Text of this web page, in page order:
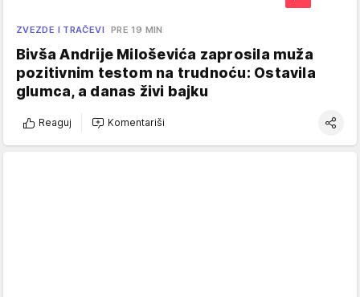
ZVEZDE I TRAČEVI PRE 19 MIN
Bivša Andrije Miloševića zaprosila muža
pozitivnim testom na trudnoću: Ostavila
glumca, a danas živi bajku
Reaguj Komentariši